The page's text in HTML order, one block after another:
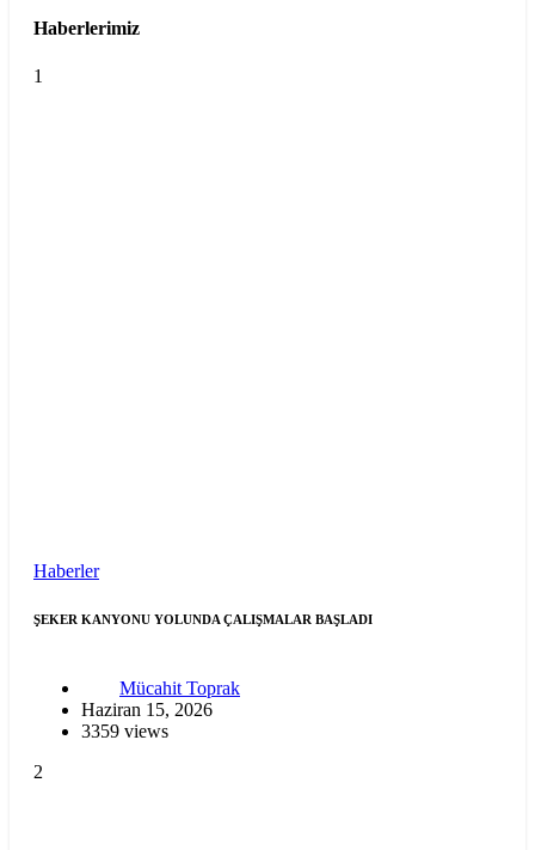
Haberlerimiz
1
Haberler
ŞEKER KANYONU YOLUNDA ÇALIŞMALAR BAŞLADI
Mücahit Toprak
Haziran 15, 2026
3359 views
2